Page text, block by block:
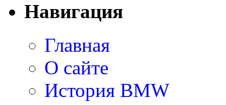
Навигация
Главная
О сайте
История BMW